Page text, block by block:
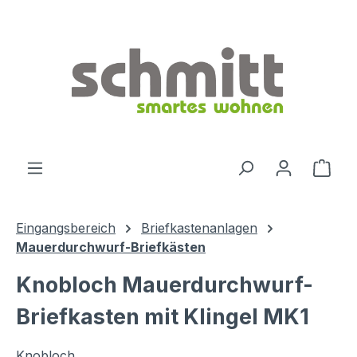
Eingangsbereich
Briefkastenanlagen
Mauerdurchwurf-Briefkästen
Knobloch Mauerdurchwurf-
Briefkasten mit Klingel MK1